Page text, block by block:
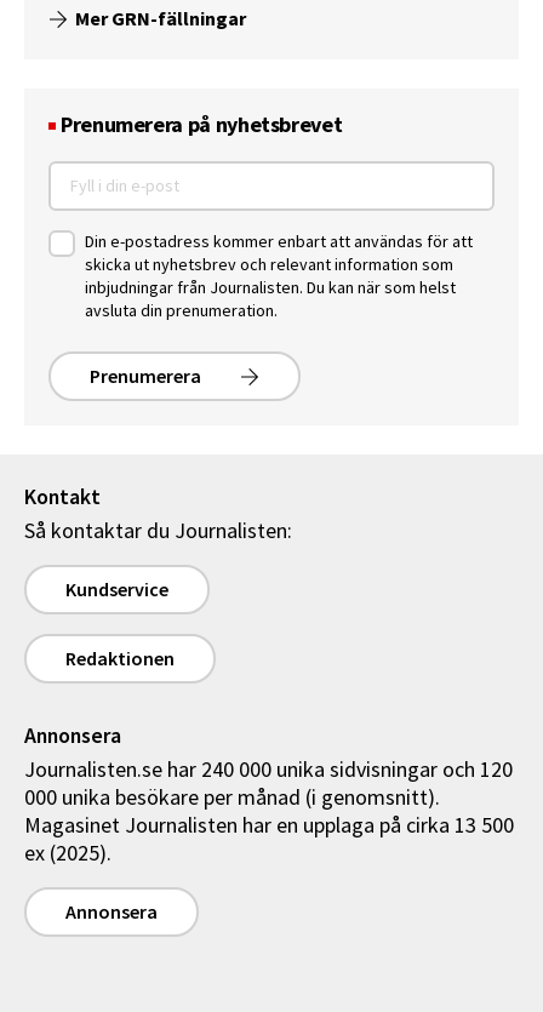
Mer GRN-fällningar
Prenumerera på nyhetsbrevet
Din e-postadress kommer enbart att användas för att
skicka ut nyhetsbrev och relevant information som
inbjudningar från Journalisten. Du kan när som helst
avsluta din prenumeration.
Prenumerera
Kontakt
Så kontaktar du Journalisten:
Kundservice
Redaktionen
Annonsera
Journalisten.se har 240 000 unika sidvisningar och 120
000 unika besökare per månad (i genomsnitt).
Magasinet Journalisten har en upplaga på cirka 13 500
ex (2025).
Annonsera